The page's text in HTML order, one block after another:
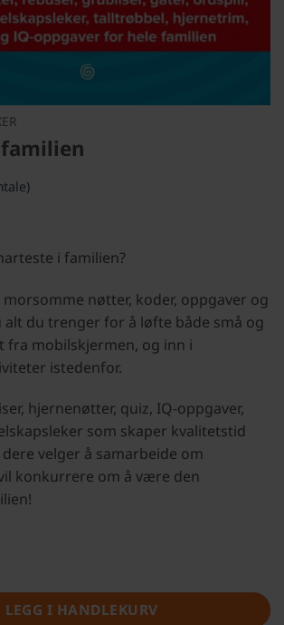
i familien?
nøtter, koder, oppgaver og
alt du trenger for å løfte både små og
fra mobilskjermen, og inn i
istedenfor.
hjernenøtter, quiz, IQ-oppgaver,
som skaper kvalitetstid
velger å samarbeide om
konkurrere om å være den
antall
LEGG I HANDLEKURV